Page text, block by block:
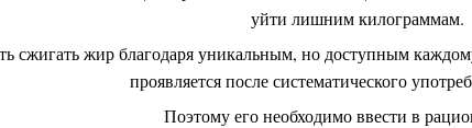
уйти лишним килограммам.
сжигать жир благодаря уникальным, но доступным
проявляется после систематического
Поэтому его необходимо ввести в